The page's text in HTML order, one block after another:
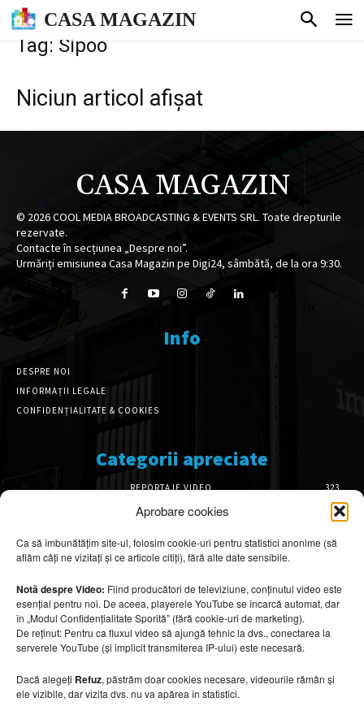
Aprobare cookies
Ca să îmbunătățim site-ul, folosim cookie-uri pentru statistici anonime (să
aflăm câți ne vizitați și ce articole citiți), fără alte date sensibile.
Notă despre Video: Fiind producători de televiziune, conținutul video este
esențial pentru noi. De aceea, playerele YouTube se încarcă automat, dar
în „Modul Confidențialitate Sporită” (fără cookie-uri de marketing).
De reținut: Pentru ca fluxul video să ajungă tehnic la dvs., conectarea la
serverele YouTube (și implicit transmiterea IP-ului) este necesară.
Dacă alegeți Refuz, păstrăm doar cookies necesare, videourile rămân și
ele vizibile, dar vizita dvs. nu va apărea în statistici.
CASA MAGAZIN
Tag: Sipoo
Niciun articol afișat
CASA MAGAZIN
© 2026COOL MEDIA BROADCASTING & EVENTS SRL. Toate drepturile
rezervate.
Contacte în secțiunea „Despre noi”.
Urmăriți emisiunea Casa Magazin pe Digi24, sâmbătă, de la ora 9:30.
Info
DESPRE NOI
INFORMAȚII LEGALE
CONFIDENȚIALITATE & COOKIES
Categorii apreciate
REPORTAJE VIDEO
323
AMENAJĂRI INTERIOARE
126
DESIGN INTERIOR
64
ARHITECTURĂ & DESIGN
OPINII & ANALIZE
43
Articole recomandate
Cele mai impresionante cabane moderne
7 august 2026